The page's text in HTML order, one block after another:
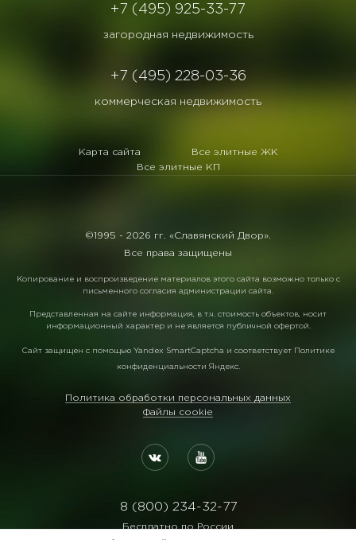
+7 (495) 925-33-77
загородная недвижимость
+7 (495) 228-03-36
коммерческая недвижимость
Карта сайта
Все элитные ЖК
Все элитные КП
©1995 - 2026 гг. «Славянский Двор».
Все права защищены
Копирование и воспроизведение материалов этого сайта возможно только с
письменного согласия администрации сайта.
Представленная на сайте информация, в т.ч. стоимость объектов, носит
информационный характер и не является публичной офертой.
Сайт защищен с помощью Yandex SmartCaptcha и соответствует Политике
конфиденциальности Яндекс.
Политика обработки персональных данных
Файлы cookie
8 (800) 234-32-77
Бесплатно по России